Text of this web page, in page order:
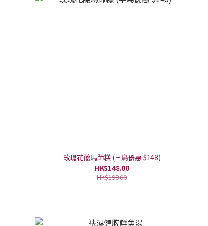
玫瑰花釀馬蹄糕 (早鳥優惠 $148)
HK$148.00
HK$198.00